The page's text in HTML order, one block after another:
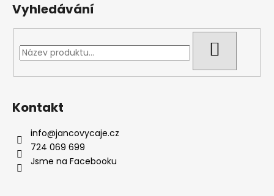
Vyhledávání
Kontakt
info@jancovycaje.cz
724 069 699
Jsme na Facebooku